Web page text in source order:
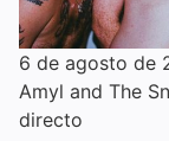
6 de agosto de
Amyl and The
directo